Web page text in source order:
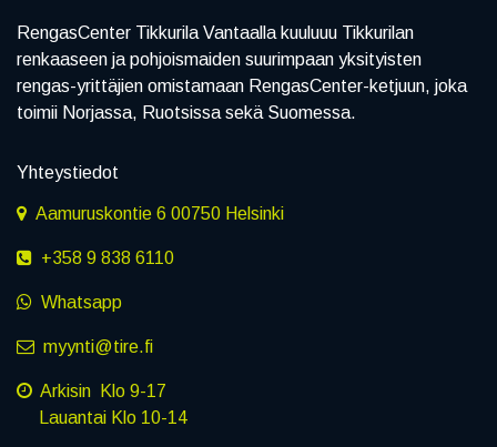
RengasCenter Tikkurila Vantaalla kuuluuu Tikkurilan
renkaaseen ja pohjoismaiden suurimpaan yksityisten
rengas-yrittäjien omistamaan RengasCenter-ketjuun, joka
toimii Norjassa, Ruotsissa sekä Suomessa.
Yhteystiedot
Aamuruskontie 6 00750 Helsinki
+358 9 838 6110
Whatsapp
myynti@tire.fi
Arkisin Klo 9-17
Lauantai Klo 10-14